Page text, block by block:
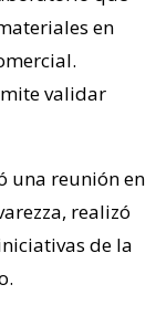
en
validar
una reunión en
realizó
de la